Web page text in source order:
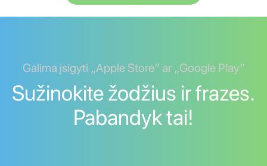
Galima įsigyti „Apple Store“ ar „Google Play“
Sužinokite žodžius ir frazes.
Pabandyk tai!